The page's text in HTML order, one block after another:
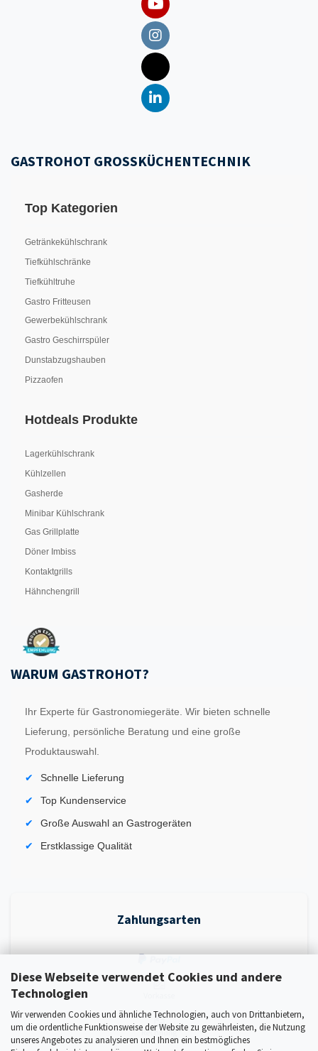
Diese Webseite verwendet Cookies und andere
Technologien
Wir verwenden Cookies und ähnliche Technologien, auch von Drittanbietern,
um die ordentliche Funktionsweise der Website zu gewährleisten, die Nutzung
unseres Angebotes zu analysieren und Ihnen ein bestmögliches
GASTROHOT GROSSKÜCHENTECHNIK
Top Kategorien
Getränkekühlschrank
Tiefkühlschränke
Tiefkühltruhe
Gastro Fritteusen
Gewerbekühlschrank
Gastro Geschirrspüler
Dunstabzugshauben
Pizzaofen
Hotdeals Produkte
Lagerkühlschrank
Kühlzellen
Gasherde
Minibar Kühlschrank
Gas Grillplatte
Döner Imbiss
Kontaktgrills
Hähnchengrill
WARUM GASTROHOT?
Ihr Experte für Gastronomiegeräte. Wir bieten schnelle
Lieferung, persönliche Beratung und eine große
Produktauswahl.
Schnelle Lieferung
Top Kundenservice
Große Auswahl an Gastrogeräten
Erstklassige Qualität
Zahlungsarten